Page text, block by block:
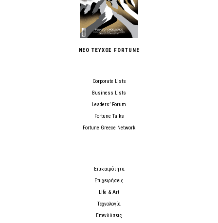
ΝΕΟ ΤΕΥΧΟΣ FORTUNE
Corporate Lists
Business Lists
Leaders’ Forum
Fortune Talks
Fortune Greece Network
Επικαιρότητα
Επιχειρήσεις
Life & Art
Τεχνολογία
Επενδύσεις